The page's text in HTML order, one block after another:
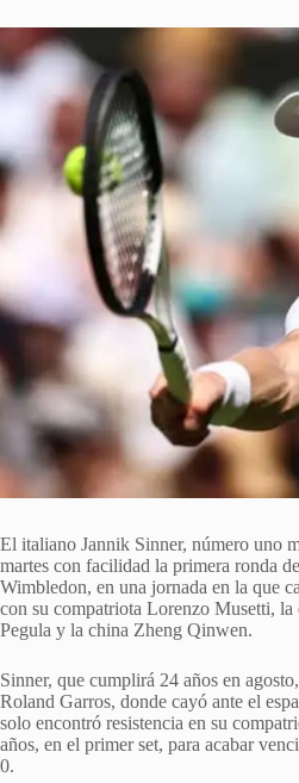
El italiano Jannik Sinner, número uno
martes con facilidad la primera ronda
Wimbledon, en una jornada en la que
con su compatriota Lorenzo Musetti, la
Pegula y la china Zheng Qinwen.
Sinner, que cumplirá 24 años en
Roland Garros, donde cayó ante el
solo encontró resistencia en su
años, en el primer set, para acabar
0.